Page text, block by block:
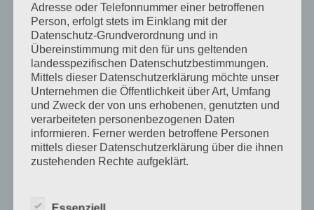
2G+ am Stand
Ab sofort 2G!
34. Shooting am Geiersberg
AUSSCHREIBUNGEN INTERNATIONAL
Long Range Matches by Pressburg Legends
Adresse oder Telefonnummer einer betroffenen
Person, erfolgt stets im Einklang mit der
Datenschutz-Grundverordnung und in
Übereinstimmung mit den für uns geltenden
landesspezifischen Datenschutzbestimmungen.
Mittels dieser Datenschutzerklärung möchte unser
Unternehmen die Öffentlichkeit über Art, Umfang
und Zweck der von uns erhobenen, genutzten und
verarbeiteten personenbezogenen Daten
informieren. Ferner werden betroffene Personen
mittels dieser Datenschutzerklärung über die ihnen
zustehenden Rechte aufgeklärt.